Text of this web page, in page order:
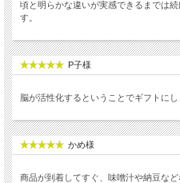
頃と明らかな違いが実感できるまでは
す。
P子様
脳が活性化するということでギフトにし
かめ様
商品が到着してすぐ、味噌汁や納豆など